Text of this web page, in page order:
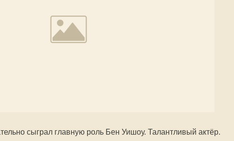
сыграл главную роль Бен Уишоу. Талантливый актёр.